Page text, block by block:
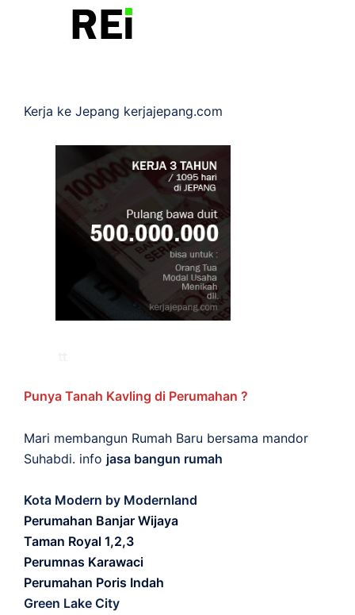
Kerja ke Jepang kerjajepang.com
Punya Tanah Kavling di Perumahan ?
Mari membangun Rumah Baru bersama mandor
Suhabdi. info jasa bangun rumah
Kota Modern by Modernland
Perumahan Banjar Wijaya
Taman Royal 1,2,3
Perumnas Karawaci
Perumahan Poris Indah
Green Lake City